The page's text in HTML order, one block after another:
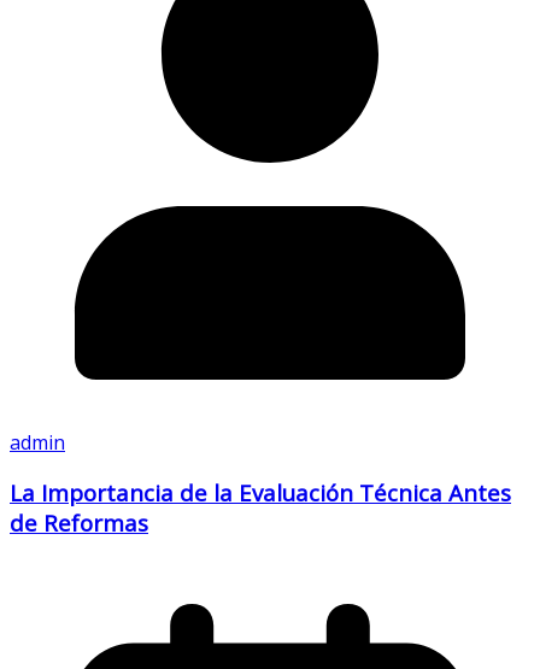
admin
La Importancia de la Evaluación Técnica Antes
de Reformas